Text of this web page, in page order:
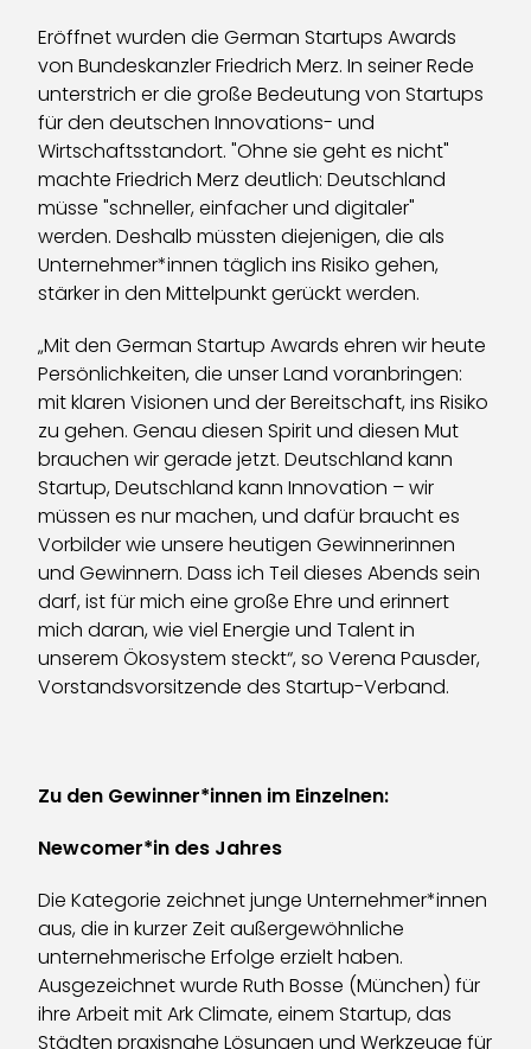
Eröffnet wurden die German Startups Awards
von Bundeskanzler Friedrich Merz. In seiner Rede
unterstrich er die große Bedeutung von Startups
für den deutschen Innovations- und
Wirtschaftsstandort. "Ohne sie geht es nicht"
machte Friedrich Merz deutlich: Deutschland
müsse "schneller, einfacher und digitaler"
werden. Deshalb müssten diejenigen, die als
Unternehmer*innen täglich ins Risiko gehen,
stärker in den Mittelpunkt gerückt werden.
„Mit den German Startup Awards ehren wir heute
Persönlichkeiten, die unser Land voranbringen:
mit klaren Visionen und der Bereitschaft, ins Risiko
zu gehen. Genau diesen Spirit und diesen Mut
brauchen wir gerade jetzt. Deutschland kann
Startup, Deutschland kann Innovation – wir
müssen es nur machen, und dafür braucht es
Vorbilder wie unsere heutigen Gewinnerinnen
und Gewinnern. Dass ich Teil dieses Abends sein
darf, ist für mich eine große Ehre und erinnert
mich daran, wie viel Energie und Talent in
unserem Ökosystem steckt“, so Verena Pausder,
Vorstandsvorsitzende des Startup-Verband.
Zu den Gewinner*innen im Einzelnen:
Newcomer*in des Jahres
Die Kategorie zeichnet junge Unternehmer*innen
aus, die in kurzer Zeit außergewöhnliche
unternehmerische Erfolge erzielt haben.
Ausgezeichnet wurde Ruth Bosse (München) für
ihre Arbeit mit Ark Climate, einem Startup, das
Städten praxisnahe Lösungen und Werkzeuge für